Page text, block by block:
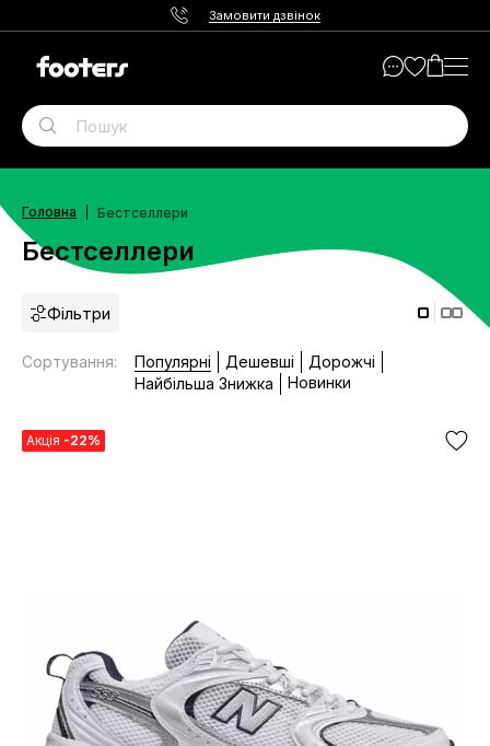
Замовити дзвінок
Головна Бестселлери
Бестселлери
Фільтри
Сортування: Популярні Дешевші
Дорожчі
Найбільша Знижка
Новинки
Акція -22%